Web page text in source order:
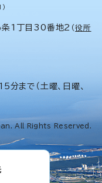
1丁目30番地2 （役所
まで（土曜、日曜、
All Rights Reserved.